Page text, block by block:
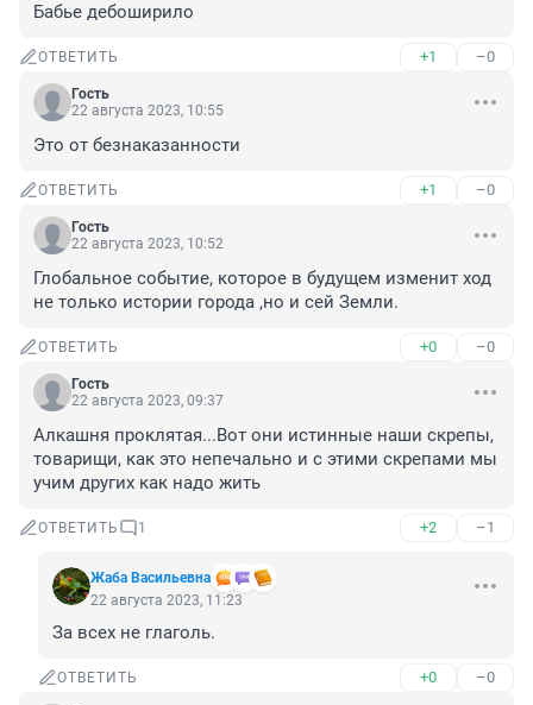
Бабье дебоширило
ОТВЕТИТЬ +1 –0
Гость
22 августа 2023, 10:55
Это от безнаказанности
ОТВЕТИТЬ +1 –0
Гость
22 августа 2023, 10:52
Глобальное событие, которое в будущем изменит ход
не только истории города ,но и сей Земли.
ОТВЕТИТЬ +0 –0
Гость
22 августа 2023, 09:37
Алкашня проклятая...Вот они истинные наши скрепы,
товарищи, как это непечально и с этими скрепами мы
учим других как надо жить
ОТВЕТИТЬ 1 +2 –1
Жаба Васильевна
22 августа 2023, 11:23
За всех не глаголь.
ОТВЕТИТЬ +0 –0